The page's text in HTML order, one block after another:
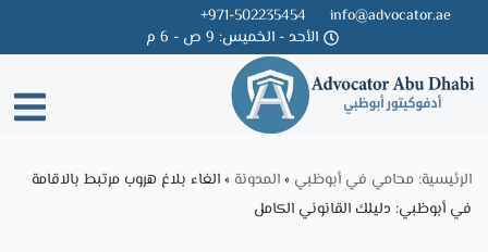
Skip
to
content
info@advocator.ae
971-502235454+
الأحد - الخميس: 9 ص - 6 م
الرئيسية: محامي في أبوظبي »المدونة »الغاء بلاغ هروب مرتبط بالاقامة
في أبوظبي: دليلك القانوني الكامل